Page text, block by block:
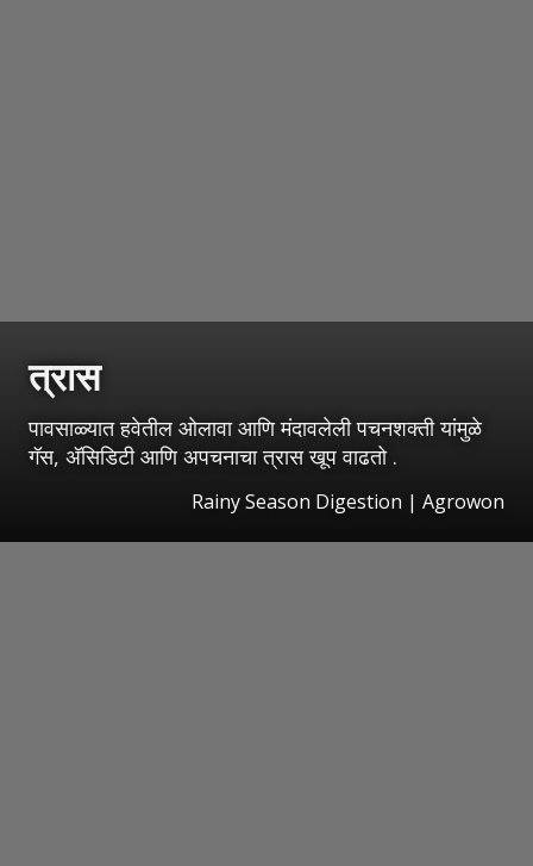
त्रास
पावसाळ्यात हवेतील ओलावा आणि मंदावलेली पचनशक्ती यांमुळे
गॅस, अ‍ॅसिडिटी आणि अपचनाचा त्रास खूप वाढतो .
Rainy Season Digestion | Agrowon